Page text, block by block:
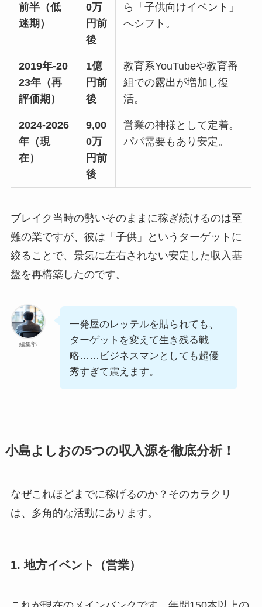
前半（低
迷期）
0万
円前
後
ら「子供向けイベント」
へシフト。
2019年-20
23年（再
評価期）
1億
円前
後
教育系YouTubeや教育番
組での露出が増加し復
活。
2024-2026
年（現
在）
9,00
0万
円前
後
営業の神様として定着。
パパ需要もあり安定。
ブレイク当時の勢いそのままに稼ぎ続けるのは至
難の業ですが、彼は「子供」というターゲットに
絞ることで、景気に左右されない安定した収入基
盤を再構築したのです。
編集部
一発屋のレッテルを貼られても、
ターゲットを変えて生き残る戦
略……ビジネスマンとしても超優
秀すぎて震えます。
小島よしおの5つの収入源を徹底分析！
なぜこれほどまでに稼げるのか？そのカラクリ
は、多角的な活動にあります。
1. 地方イベント（営業）